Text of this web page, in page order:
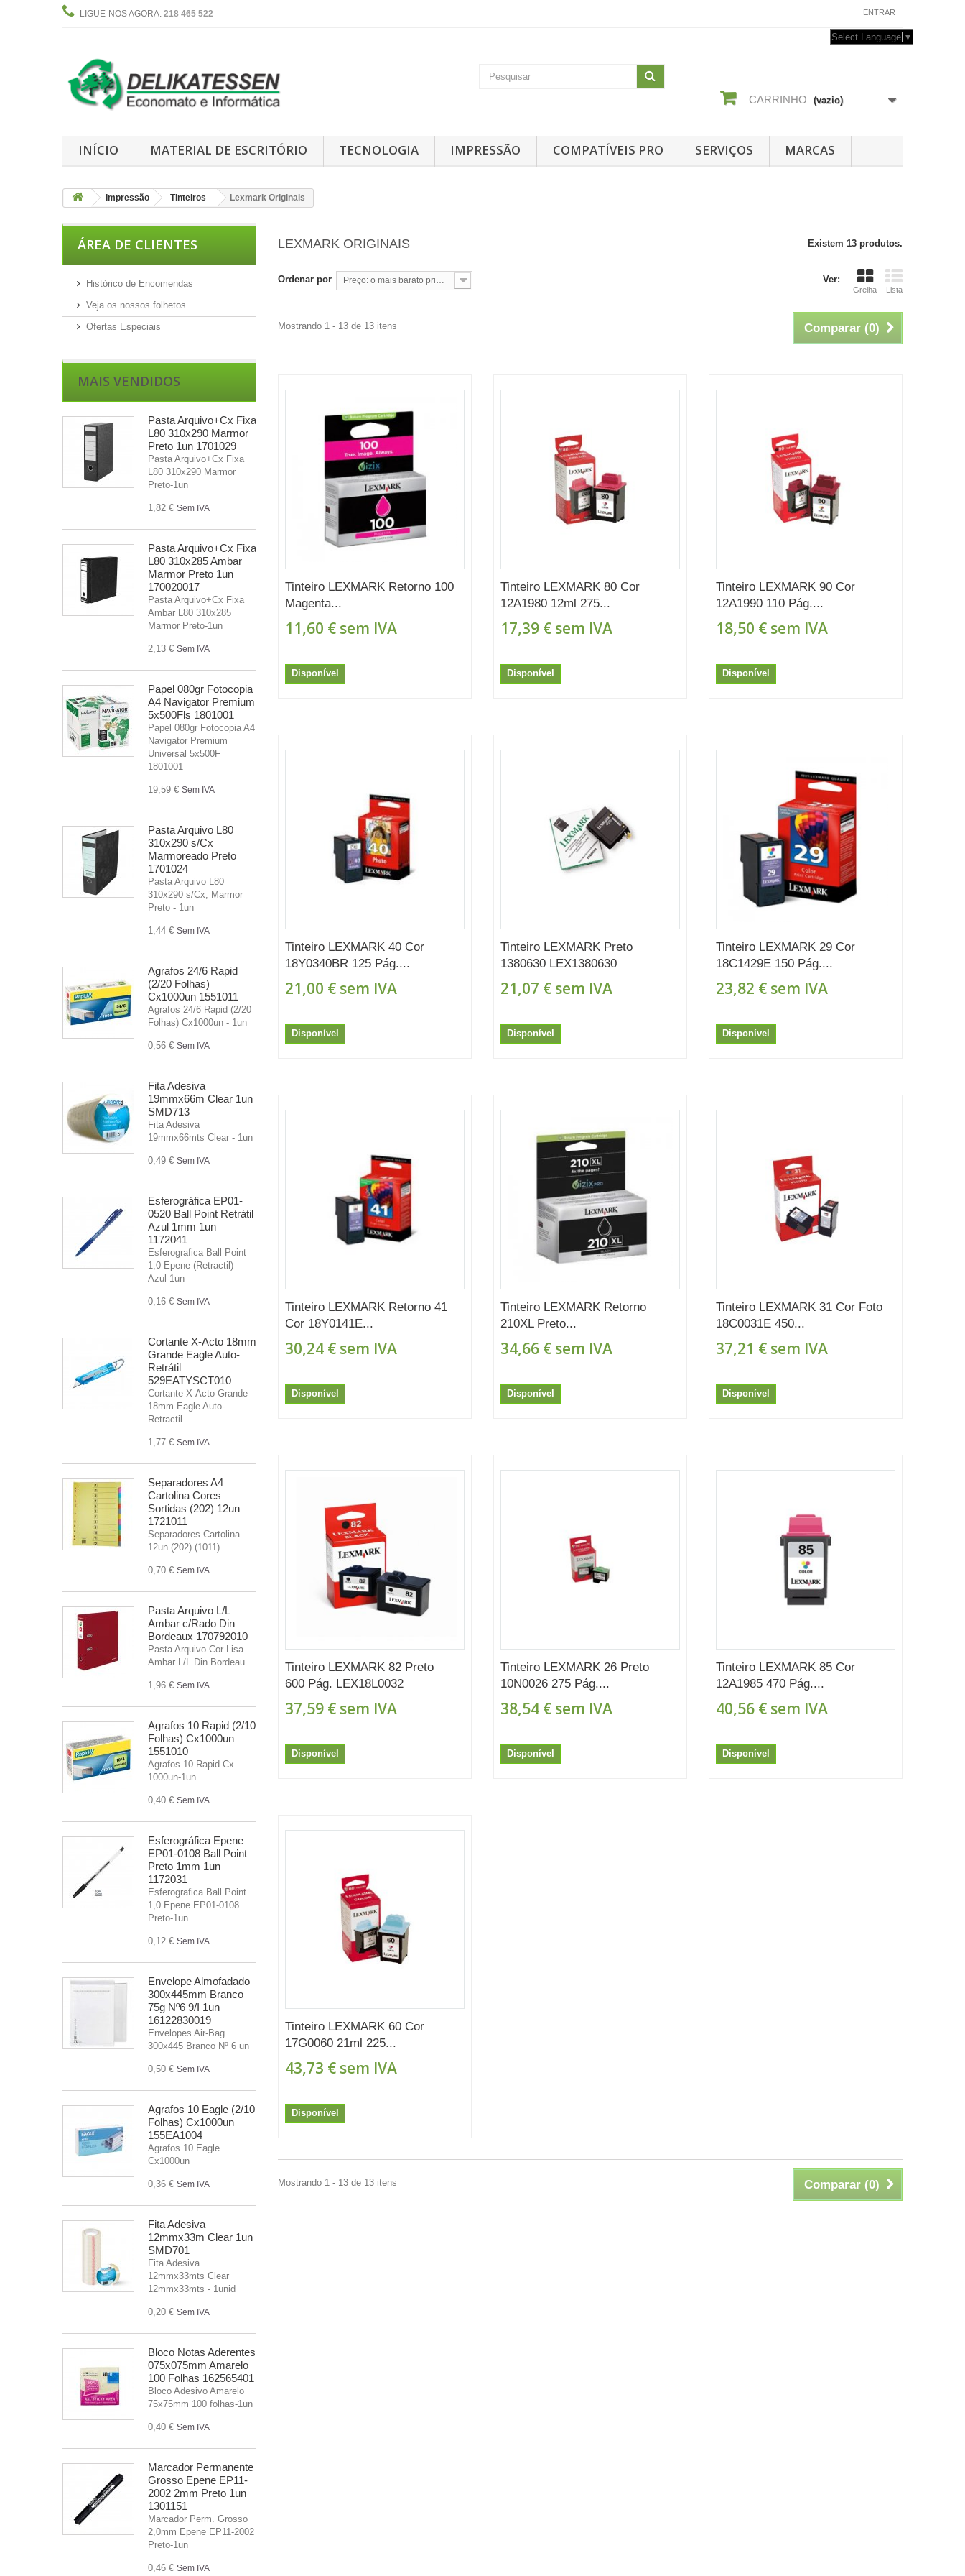
ENTRAR
LIGUE-NOS AGORA: 218 465 522
Select Language ▼
CARRINHO (vazio)
INÍCIO MATERIAL DE ESCRITÓRIO TECNOLOGIA IMPRESSÃO COMPATÍVEIS PRO SERVIÇOS MARCAS
Impressão Tinteiros Lexmark Originais
ÁREA DE CLIENTES
Histórico de Encomendas
Veja os nossos folhetos
Ofertas Especiais
MAIS VENDIDOS
Pasta Arquivo+Cx Fixa
L80 310x290 Marmor
Preto 1un 1701029
Pasta Arquivo+Cx Fixa
L80 310x290 Marmor
Preto-1un
1,82 € Sem IVA
Pasta Arquivo+Cx Fixa
L80 310x285 Ambar
Marmor Preto 1un
170020017
Pasta Arquivo+Cx Fixa
Ambar L80 310x285
Marmor Preto-1un
2,13 € Sem IVA
Papel 080gr Fotocopia
A4 Navigator Premium
5x500Fls 1801001
Papel 080gr Fotocopia A4
Navigator Premium
Universal 5x500F
1801001
19,59 € Sem IVA
Pasta Arquivo L80
310x290 s/Cx
Marmoreado Preto
1701024
Pasta Arquivo L80
310x290 s/Cx, Marmor
Preto - 1un
1,44 € Sem IVA
Agrafos 24/6 Rapid
(2/20 Folhas)
Cx1000un 1551011
Agrafos 24/6 Rapid (2/20
Folhas) Cx1000un - 1un
0,56 € Sem IVA
Fita Adesiva
19mmx66m Clear 1un
SMD713
Fita Adesiva
19mmx66mts Clear - 1un
0,49 € Sem IVA
Esferográfica EP01-
0520 Ball Point Retrátil
Azul 1mm 1un
1172041
Esferografica Ball Point
1,0 Epene (Retractil)
Azul-1un
0,16 € Sem IVA
Cortante X-Acto 18mm
Grande Eagle Auto-
Retrátil
529EATYSCT010
Cortante X-Acto Grande
18mm Eagle Auto-
Retractil
1,77 € Sem IVA
Separadores A4
Cartolina Cores
Sortidas (202) 12un
1721011
Separadores Cartolina
12un (202) (1011)
0,70 € Sem IVA
Pasta Arquivo L/L
Ambar c/Rado Din
Bordeaux 170792010
Pasta Arquivo Cor Lisa
Ambar L/L Din Bordeau
1,96 € Sem IVA
Agrafos 10 Rapid (2/10
Folhas) Cx1000un
1551010
Agrafos 10 Rapid Cx
1000un-1un
0,40 € Sem IVA
Esferográfica Epene
EP01-0108 Ball Point
Preto 1mm 1un
1172031
Esferografica Ball Point
1,0 Epene EP01-0108
Preto-1un
0,12 € Sem IVA
Envelope Almofadado
300x445mm Branco
75g Nº6 9/I 1un
16122830019
Envelopes Air-Bag
300x445 Branco Nº 6 un
0,50 € Sem IVA
Agrafos 10 Eagle (2/10
Folhas) Cx1000un
155EA1004
Agrafos 10 Eagle
Cx1000un
0,36 € Sem IVA
Fita Adesiva
12mmx33m Clear 1un
SMD701
Fita Adesiva
12mmx33mts Clear
12mmx33mts - 1unid
0,20 € Sem IVA
Bloco Notas Aderentes
075x075mm Amarelo
100 Folhas 162565401
Bloco Adesivo Amarelo
75x75mm 100 folhas-1un
0,40 € Sem IVA
Marcador Permanente
Grosso Epene EP11-
2002 2mm Preto 1un
1301151
Marcador Perm. Grosso
2,0mm Epene EP11-2002
Preto-1un
0,46 € Sem IVA
LEXMARK ORIGINAIS Existem 13 produtos.
Ver:
Grelha Lista
Ordenar por
Comparar (0)
Mostrando 1 - 13 de 13 itens
Tinteiro LEXMARK Retorno 100
Magenta...
11,60 € sem IVA
Disponível
Tinteiro LEXMARK 80 Cor
12A1980 12ml 275...
17,39 €sem IVA
Disponível
Tinteiro LEXMARK 90 Cor
12A1990 110 Pág....
18,50 €sem IVA
Disponível
Tinteiro LEXMARK 40 Cor
18Y0340BR 125 Pág....
21,00 € sem IVA
Disponível
Tinteiro LEXMARK Preto
1380630 LEX1380630
21,07 €sem IVA
Disponível
Tinteiro LEXMARK 29 Cor
18C1429E 150 Pág....
23,82 €sem IVA
Disponível
Tinteiro LEXMARK Retorno 41
Cor 18Y0141E...
30,24 € sem IVA
Disponível
Tinteiro LEXMARK Retorno
210XL Preto...
34,66 €sem IVA
Disponível
Tinteiro LEXMARK 31 Cor Foto
18C0031E 450...
37,21 €sem IVA
Disponível
Tinteiro LEXMARK 82 Preto
600 Pág. LEX18L0032
37,59 € sem IVA
Disponível
Tinteiro LEXMARK 26 Preto
10N0026 275 Pág....
38,54 €sem IVA
Disponível
Tinteiro LEXMARK 85 Cor
12A1985 470 Pág....
40,56 €sem IVA
Disponível
Tinteiro LEXMARK 60 Cor
17G0060 21ml 225...
43,73 € sem IVA
Disponível
Comparar (0)
Mostrando 1 - 13 de 13 itens